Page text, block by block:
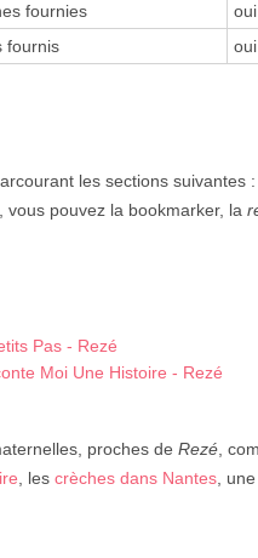
fournies
oui
fournis
oui
les sections suivantes :
vous pouvez la bookmarker, la
Pas - Rezé
Moi Une Histoire - Rezé
proches de Rezé ,
, les crèches dans Nantes , une